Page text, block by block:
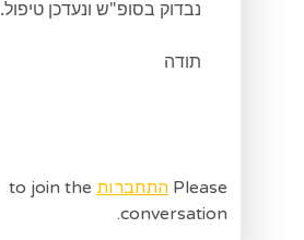
נבדוק בסופ"ש ונעדכן טיפול.
תודה
Please התחברות to join the
conversation.